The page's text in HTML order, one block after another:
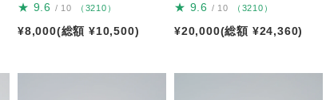
★ 9.6 / 10 （3210）
¥8,000(総額 ¥10,500)
★ 9.6 / 10 （3210）
¥20,000(総額 ¥24,360)